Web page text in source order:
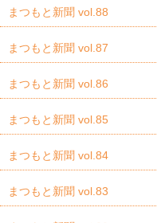
まつもと新聞 vol.88
まつもと新聞 vol.87
まつもと新聞 vol.86
まつもと新聞 vol.85
まつもと新聞 vol.84
まつもと新聞 vol.83